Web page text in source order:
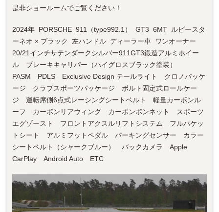
是非ショールームでご覧ください！
2024年 PORSCHE 911（type992.1） GT3 6MT ルビースタ
ーネオ × ブラック 左ハンドル ディーラー車 ワンオーナー
20/21インチサテンダークシルバー911GT3鍛造アルミホイー
ル ブレーキキャリパー（ハイグロスブラック塗装）
PASM PDLS Exclusive Design テールライト クロノパッケ
ージ クラブスポーツパッケージ ボルト固定式ロールケー
ジ 運転席側6点式レーシングシートベルト 軽量カーボンル
ーフ カーボンリアウィング カーボンボンネット スポーツ
エグゾースト フロントアクスルリフトシステム フルパケッ
トシート アルミフットペダル パーキングセンサー カラー
シートベルト（シャークブルー） バックカメラ Apple
CarPlay Android Auto ETC